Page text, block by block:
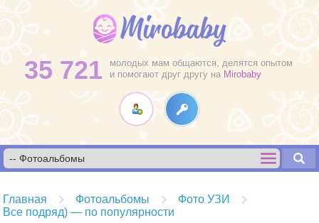
35 721
молодых мам общаются, делятся опытом
и помогают друг другу на Mirobaby
Главная Фотоальбомы
Фото УЗИ
Все подряд) — по популярности